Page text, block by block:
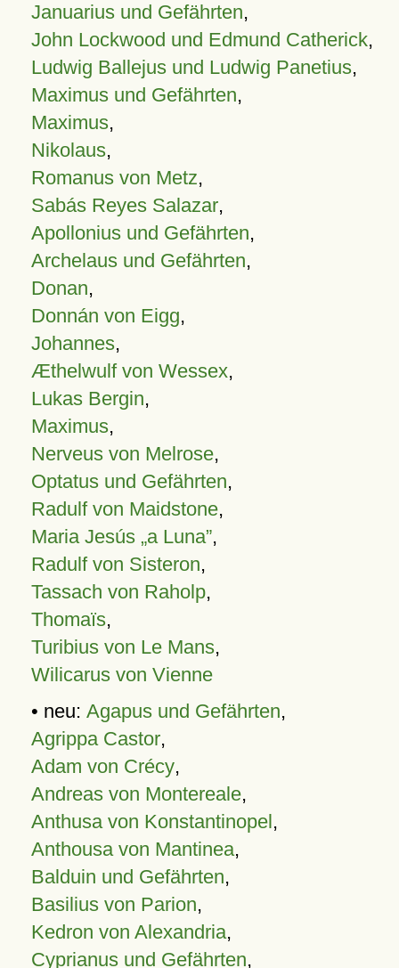
Januarius und Gefährten,
John Lockwood und Edmund Catherick,
Ludwig Ballejus und Ludwig Panetius,
Maximus und Gefährten,
Maximus,
Nikolaus,
Romanus von Metz,
Sabás Reyes Salazar,
Apollonius und Gefährten,
Archelaus und Gefährten,
Donan,
Donnán von Eigg,
Johannes,
Æthelwulf von Wessex,
Lukas Bergin,
Maximus,
Nerveus von Melrose,
Optatus und Gefährten,
Radulf von Maidstone,
Maria Jesús „a Luna”,
Radulf von Sisteron,
Tassach von Raholp,
Thomaïs,
Turibius von Le Mans,
Wilicarus von Vienne
• neu: Agapus und Gefährten,
Agrippa Castor,
Adam von Crécy,
Andreas von Montereale,
Anthusa von Konstantinopel,
Anthousa von Mantinea,
Balduin und Gefährten,
Basilius von Parion,
Kedron von Alexandria,
Cyprianus und Gefährten,